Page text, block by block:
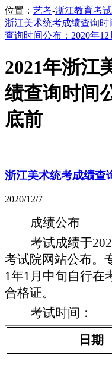
位置： 艺考-浙江教育考试
浙江美术统考成绩查询时
查询时间公布：2020年12
2021年浙江
绩查询时间
底前
浙江美术统考成绩查
2020/12/7
成绩公布
考试成绩于20
考试院网站公布。
1年1月中旬自行在
合格证。
考试时间：
日期